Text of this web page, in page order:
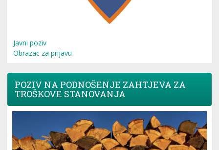
Javni poziv
Obrazac za prijavu
POZIV NA PODNOŠENJE ZAHTJEVA ZA
TROŠKOVE STANOVANJA